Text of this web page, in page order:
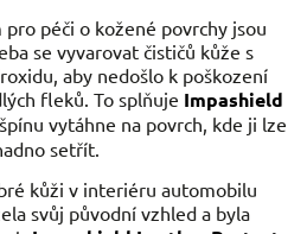
péči o kožené povrchy jsou
se vyvarovat čističů kůže s
aby nedošlo k poškození
fleků. To splňuje Impashield
vytáhne na povrch, kde ji lze
setřít.
kůži v interiéru automobilu
svůj původní vzhled a byla